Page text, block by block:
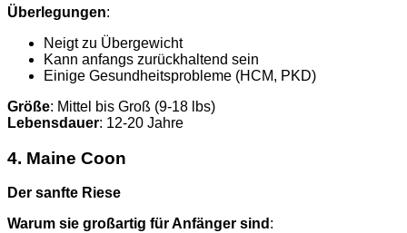
Überlegungen:
Neigt zu Übergewicht
Kann anfangs zurückhaltend sein
Einige Gesundheitsprobleme (HCM, PKD)
Größe: Mittel bis Groß (9-18 lbs)
Lebensdauer: 12-20 Jahre
4. Maine Coon
Der sanfte Riese
Warum sie großartig für Anfänger sind :